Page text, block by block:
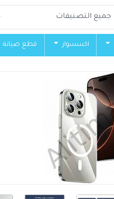
اكسسوار قطع صيانة